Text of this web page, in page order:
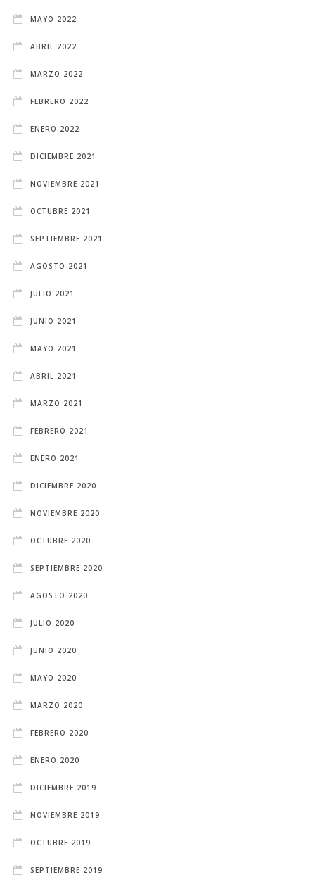
MAYO 2022
ABRIL 2022
MARZO 2022
FEBRERO 2022
ENERO 2022
DICIEMBRE 2021
NOVIEMBRE 2021
OCTUBRE 2021
SEPTIEMBRE 2021
AGOSTO 2021
JULIO 2021
JUNIO 2021
MAYO 2021
ABRIL 2021
MARZO 2021
FEBRERO 2021
ENERO 2021
DICIEMBRE 2020
NOVIEMBRE 2020
OCTUBRE 2020
SEPTIEMBRE 2020
AGOSTO 2020
JULIO 2020
JUNIO 2020
MAYO 2020
MARZO 2020
FEBRERO 2020
ENERO 2020
DICIEMBRE 2019
NOVIEMBRE 2019
OCTUBRE 2019
SEPTIEMBRE 2019